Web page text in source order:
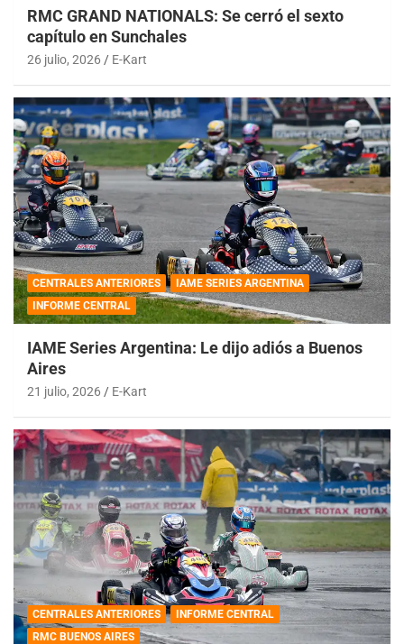
RMC GRAND NATIONALS: Se cerró el sexto
capítulo en Sunchales
26 julio, 2026 E-Kart
CENTRALES ANTERIORES
IAME SERIES ARGENTINA
INFORME CENTRAL
IAME Series Argentina: Le dijo adiós a Buenos
Aires
21 julio, 2026 E-Kart
CENTRALES ANTERIORES
INFORME CENTRAL
RMC BUENOS AIRES